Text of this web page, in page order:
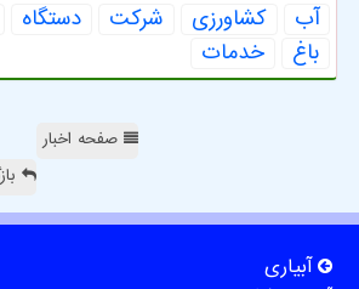
آب كشاورزی شركت دستگاه
باغ
خدمات
صفحه اخبار
آبیاری